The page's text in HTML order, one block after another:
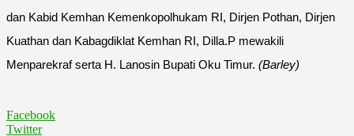
dan Kabid Kemhan Kemenkopolhukam RI, Dirjen Pothan, Dirjen
Kuathan dan Kabagdiklat Kemhan RI, Dilla.P mewakili
Menparekraf serta H. Lanosin Bupati Oku Timur. (Barley)
Facebook
Twitter